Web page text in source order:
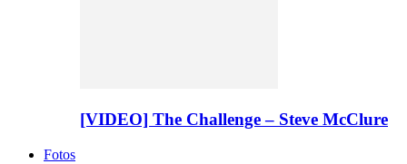
[VIDEO] The Challenge – Steve McClure
Fotos